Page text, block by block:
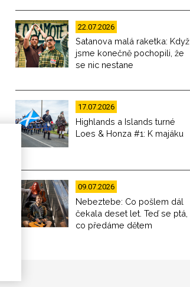
22.07.2026
Satanova malá raketka: Když
jsme konečně pochopili, že
se nic nestane
17.07.2026
Highlands a Islands turné
Loes & Honza #1: K majáku
09.07.2026
Nebeztebe: Co pošlem dál
čekala deset let. Teď se ptá,
co předáme dětem